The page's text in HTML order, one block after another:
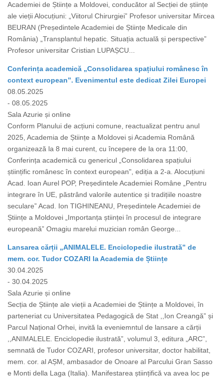
Academiei de Științe a Moldovei, conducător al Secției de științe
ale vieții Alocuțiuni: „Viitorul Chirurgiei” Profesor universitar Mircea
BEURAN (Președintele Academiei de Științe Medicale din
România) „Transplantul hepatic. Situația actuală și perspective”
Profesor universitar Cristian LUPAȘCU...
Conferința academică „Consolidarea spațiului românesc în
context european”. Evenimentul este dedicat Zilei Europei
08.05.2025
- 08.05.2025
Sala Azurie și online
Conform Planului de acțiuni comune, reactualizat pentru anul
2025, Academia de Științe a Moldovei și Academia Română
organizează la 8 mai curent, cu începere de la ora 11:00,
Conferința academică cu genericul „Consolidarea spațiului
științific românesc în context european", ediția a 2-a. Alocuțiuni
Acad. Ioan Aurel POP, Președintele Academiei Române „Pentru
integrare în UE, păstrând valorile autentice și tradițiile noastre
seculare” Acad. Ion TIGHINEANU, Președintele Academiei de
Științe a Moldovei „Importanța științei în procesul de integrare
europeană” Omagiu marelui muzician român George...
Lansarea cărții „ANIMALELE. Enciclopedie ilustrată” de
mem. cor. Tudor COZARI la Academia de Științe
30.04.2025
- 30.04.2025
Sala Azurie și online
Secția de Științe ale vieții a Academiei de Științe a Moldovei, în
parteneriat cu Universitatea Pedagogică de Stat ,,Ion Creangă” și
Parcul Național Orhei, invită la eveniemntul de lansare a cărții
,,ANIMALELE. Enciclopedie ilustrată”, volumul 3, editura „ARC”,
semnată de Tudor COZARI, profesor universitar, doctor habilitat,
mem. cor. al AȘM, ambasador de Onoare al Parcului Gran Sasso
e Monti della Laga (Italia). Manifestarea științifică va avea loc pe